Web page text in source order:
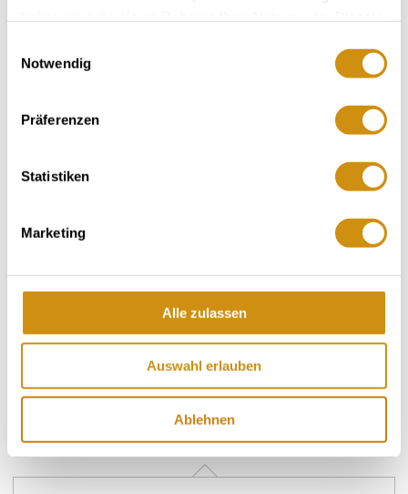
Notwendig
Präferenzen
Statistiken
Marketing
Alle zulassen
Auswahl erlauben
Ablehnen
+ 1 weiteres
Allgemein Besuchen
Weitere Infos & Downloads